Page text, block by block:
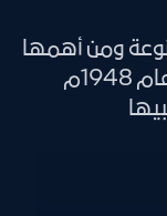
ومن أهمها
مجلة التجارة التي بدأت بإصدارها منذ عام 1948م